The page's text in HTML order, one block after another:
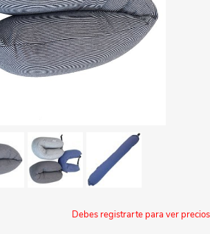
Debes registrarte para ver precios